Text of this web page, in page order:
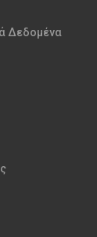
Δεδομένα